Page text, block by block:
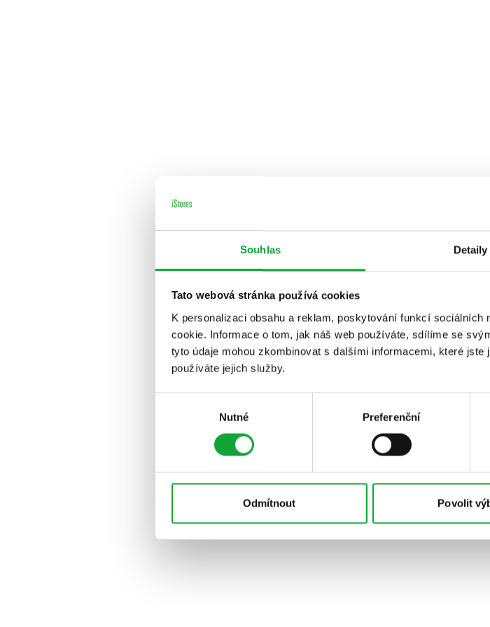
Souhlas Detaily
Tato webová stránka používá cookies
K personalizaci obsahu a reklam, poskytování funkcí
cookie. Informace o tom, jak náš web používáte, sdílíme se
tyto údaje mohou zkombinovat s dalšími informacemi, které
používáte jejich služby.
Nutné Preferenční
Odmítnout Povolit